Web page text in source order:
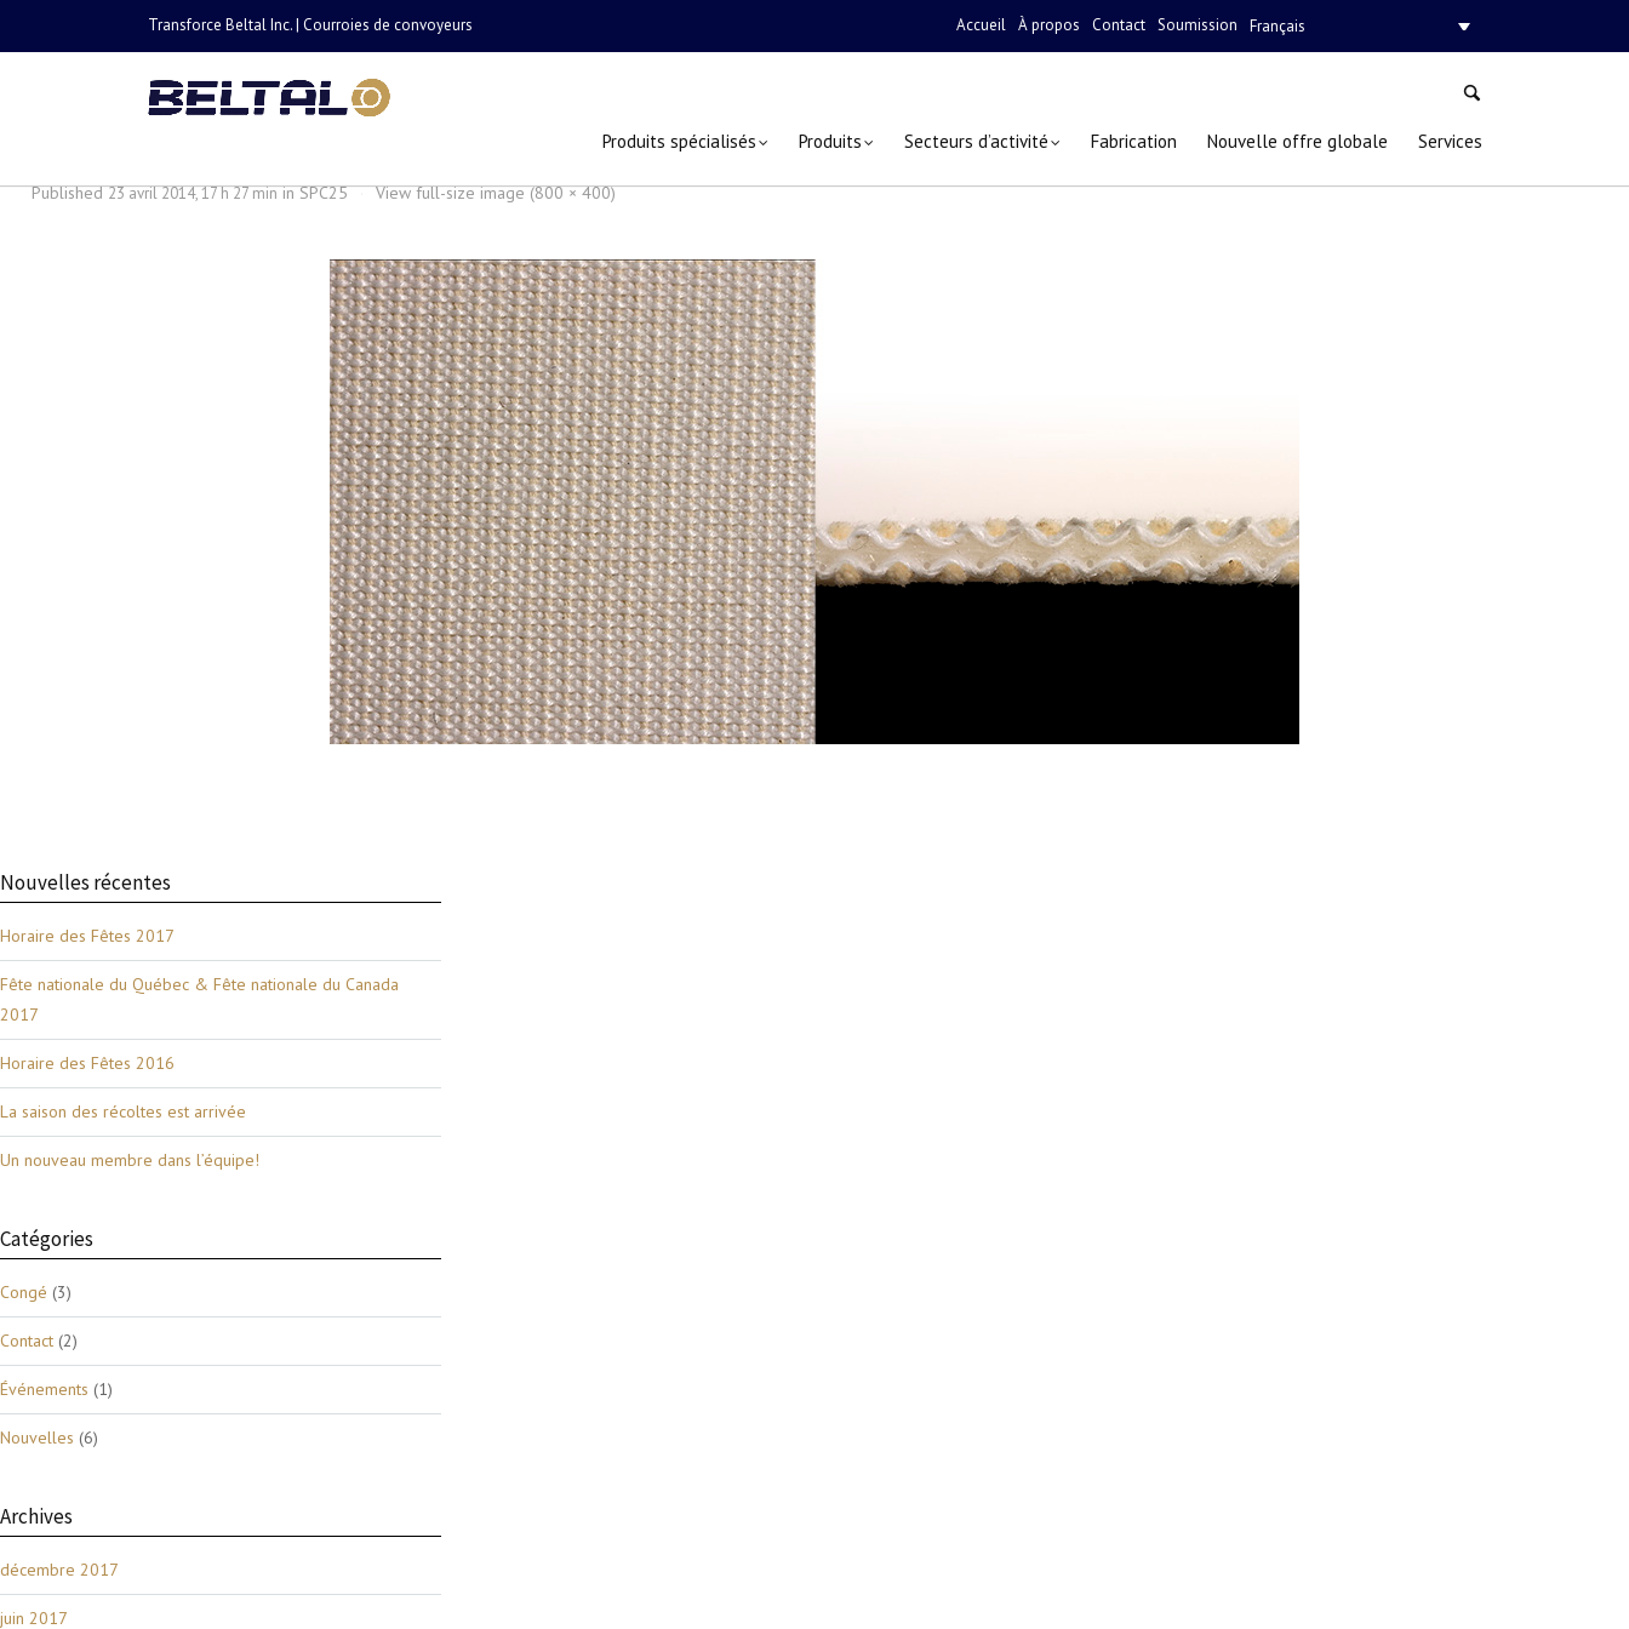
Transforce Beltal Inc. | Courroies de convoyeurs Accueil À propos Contact Soumission Français
Produits spécialisés Produits Secteurs d’activité Fabrication Nouvelle offre globale Services
Published23 avril 2014, 17 h 27 mininSPC25 · View full-size image (800 × 400)
Nouvelles récentes
Horaire des Fêtes 2017
Fête nationale du Québec & Fête nationale du Canada
2017
Horaire des Fêtes 2016
La saison des récoltes est arrivée
Un nouveau membre dans l’équipe!
Catégories
Congé (3)
Contact (2)
Événements (1)
Nouvelles (6)
Archives
décembre 2017
juin 2017